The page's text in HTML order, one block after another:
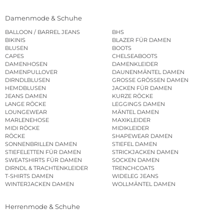
Damenmode & Schuhe
BALLOON / BARREL JEANS
BHS
BIKINIS
BLAZER FÜR DAMEN
BLUSEN
BOOTS
CAPES
CHELSEABOOTS
DAMENHOSEN
DAMENKLEIDER
DAMENPULLOVER
DAUNENMÄNTEL DAMEN
DIRNDLBLUSEN
GROSSE GRÖSSEN DAMEN
HEMDBLUSEN
JACKEN FÜR DAMEN
JEANS DAMEN
KURZE RÖCKE
LANGE RÖCKE
LEGGINGS DAMEN
LOUNGEWEAR
MÄNTEL DAMEN
MARLENEHOSE
MAXIKLEIDER
MIDI RÖCKE
MIDIKLEIDER
RÖCKE
SHAPEWEAR DAMEN
SONNENBRILLEN DAMEN
STIEFEL DAMEN
STIEFELETTEN FÜR DAMEN
STRICKJACKEN DAMEN
SWEATSHIRTS FÜR DAMEN
SOCKEN DAMEN
DIRNDL & TRACHTENKLEIDER
TRENCHCOATS
T-SHIRTS DAMEN
WIDELEG JEANS
WINTERJACKEN DAMEN
WOLLMÄNTEL DAMEN
Herrenmode & Schuhe